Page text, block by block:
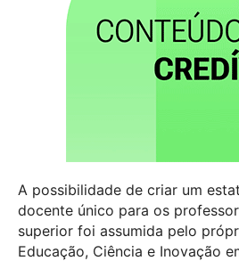
A possibilidade de criar um
docente único para os
superior foi assumida pelo
Educação, Ciência e Inovação